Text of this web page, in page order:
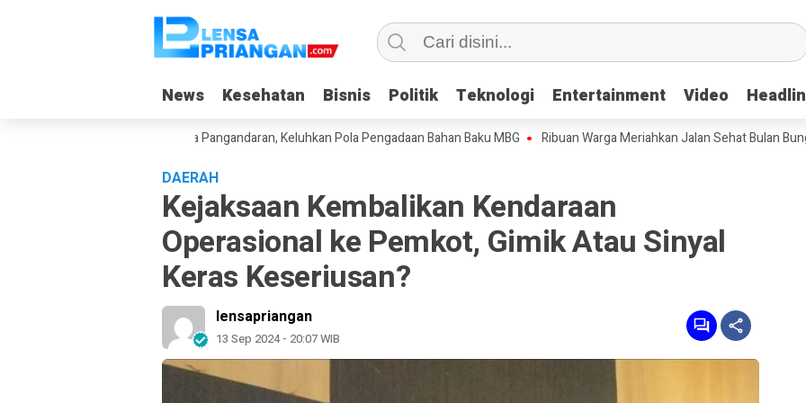
News Kesehatan Bisnis Politik Teknologi Entertainment Video
News Kesehatan Bisnis Politik Teknologi Entertainment Video
SPPG Pananjung Dua Pangandaran, Keluhkan Pola Pengadaan Bahan Baku MBG Ribuan Warga Meriahkan Jalan Sehat Bulan Bung Karno
DAERAH
Kejaksaan Kembalikan Kendaraan
Operasional ke Pemkot, Gimik Atau Sinyal
Keras Keseriusan?
lensapriangan
13 Sep 2024 - 20:07 WIB